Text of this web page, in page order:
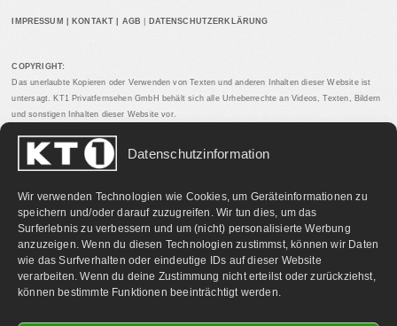
Datenschutzinformation
Wir verwenden Technologien wie Cookies, um Geräteinformationen zu
speichern und/oder darauf zuzugreifen. Wir tun dies, um das
Surferlebnis zu verbessern und um (nicht) personalisierte Werbung
anzuzeigen. Wenn du diesen Technologien zustimmst, können wir Daten
wie das Surfverhalten oder eindeutige IDs auf dieser Website
verarbeiten. Wenn du deine Zustimmung nicht erteilst oder zurückziehst,
können bestimmte Funktionen beeinträchtigt werden.
IMPRESSUM KONTAKT AGB DATENSCHUTZERKLÄRUNG
COPYRIGHT:
Das unerlaubte Kopieren oder Verwenden von Texten und anderen Inhalten dieser Website ist
untersagt. KT1 Privatfernsehen GmbH behält sich alle Urheberrechte an Videos, Texten, Bildern
und sonstigen Inhalten dieser Website vor.
PARTNERLINKS: